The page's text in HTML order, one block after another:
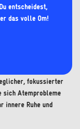
und
Kopfschmerzen
Atem und
zur Ruhe. Stress
die kontinuierliche
fokussierter
sich Atemprobleme
innere Ruhe und
entscheidest,
das volle Om!